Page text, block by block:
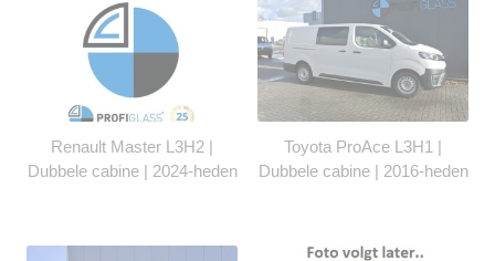
Renault Master L3H2 |
Dubbele cabine | 2024-heden
Toyota ProAce L3H1 |
Dubbele cabine | 2016-heden